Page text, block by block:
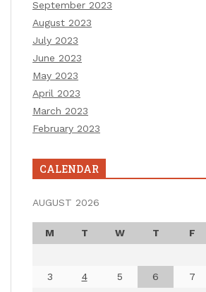
September 2023
August 2023
July 2023
June 2023
May 2023
April 2023
March 2023
February 2023
CALENDAR
AUGUST 2026
M T W T F
3
4 5 6 7